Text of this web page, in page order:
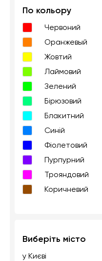
По кольору
Червоний
Оранжевый
Жовтий
Лаймовий
Зелений
Бірюзовий
Блакитний
Синій
Фіолетовий
Пурпурний
Трояндовий
Коричневий
Виберіть місто
у Києві